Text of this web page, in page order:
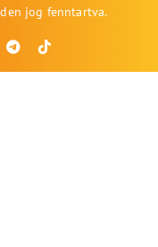
jog fenntartva.